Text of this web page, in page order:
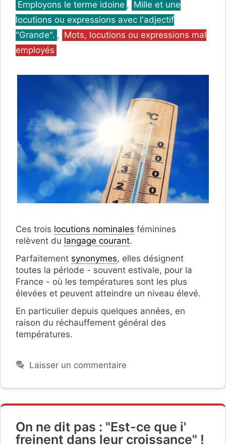
Catégories
Employons le terme idoine , Mille et une
locutions ou expressions avec l'adjectif
"Grande". , Mots, locutions ou expressions mal
employés
Ces trois locutions nominales féminines
relèvent du langage courant.
Parfaitement synonymes, elles désignent
toutes la période - souvent estivale, pour la
France - où les températures sont les plus
élevées et peuvent atteindre un niveau élevé.
En particulier depuis quelques années, en
raison du réchauffement général des
températures.
Laisser un commentaire
On ne dit pas : "Est-ce que i'
freinent dans leur croissance" !